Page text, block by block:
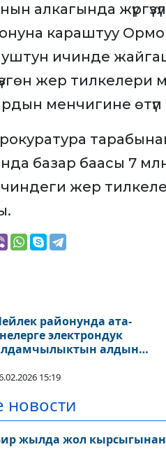
алкагында
караштуу
ичинде
жер тилкелери
менчигине
базар баасы 7
жер
районунда ата-
электрондук
алдын
жүргүзүлдү
15:19
новости
жылда жол кырсыгынан